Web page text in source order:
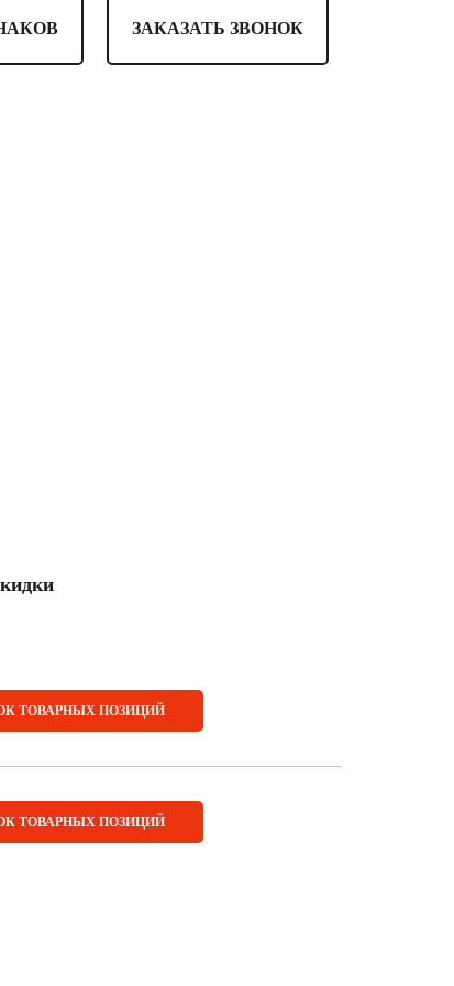
ЗАКАЗАТЬ ЗВОНОК
ТОВАРНЫХ ПОЗИЦИЙ
ТОВАРНЫХ ПОЗИЦИЙ